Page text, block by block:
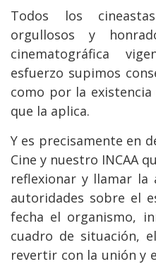
Todos los
orgullosos y
cinematográfica
esfuerzo supimos
como por la
que la aplica.
Y es precisamente en
Cine y nuestro INCAA
reflexionar y llamar la
autoridades sobre el
fecha el organismo,
cuadro de situación,
revertir con la unión y